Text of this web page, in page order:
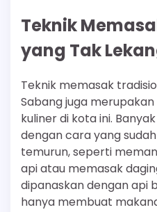
Teknik
yang Tak
Teknik memasak
Sabang juga
kuliner di kota ini.
dengan cara yang
temurun, seperti
api atau memasak
dipanaskan dengan api
hanya membuat